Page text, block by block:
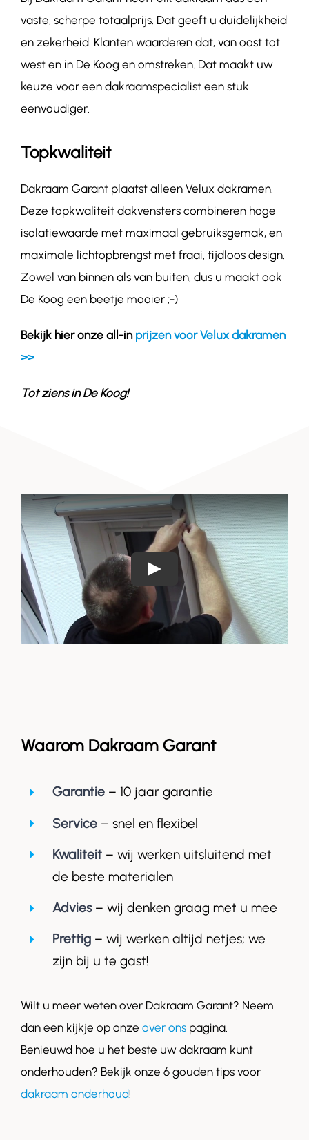
vaste, scherpe totaalprijs. Dat geeft u duidelijkheid
en zekerheid. Klanten waarderen dat, van oost tot
west en in De Koog en omstreken. Dat maakt uw
keuze voor een dakraamspecialist een stuk
eenvoudiger.
Topkwaliteit
Dakraam Garant plaatst alleen Velux dakramen.
Deze topkwaliteit dakvensters combineren hoge
isolatiewaarde met maximaal gebruiksgemak, en
maximale lichtopbrengst met fraai, tijdloos design.
Zowel van binnen als van buiten, dus u maakt ook
De Koog een beetje mooier ;-)
Bekijk hier onze all-in prijzen voor Velux dakramen
>>
Tot ziens inDe Koog!
Waarom Dakraam Garant
Garantie– 10 jaar garantie
Service – snel en flexibel
Kwaliteit– wij werken uitsluitend met
de beste materialen
Advies– wij denken graag met u mee
Prettig– wij werken altijd netjes; we
zijn bij u te gast!
Wilt u meer weten over Dakraam Garant? Neem
dan een kijkje op onze over ons pagina.
Benieuwd hoe u het beste uw dakraam kunt
onderhouden? Bekijk onze 6 gouden tips voor
dakraam onderhoud!